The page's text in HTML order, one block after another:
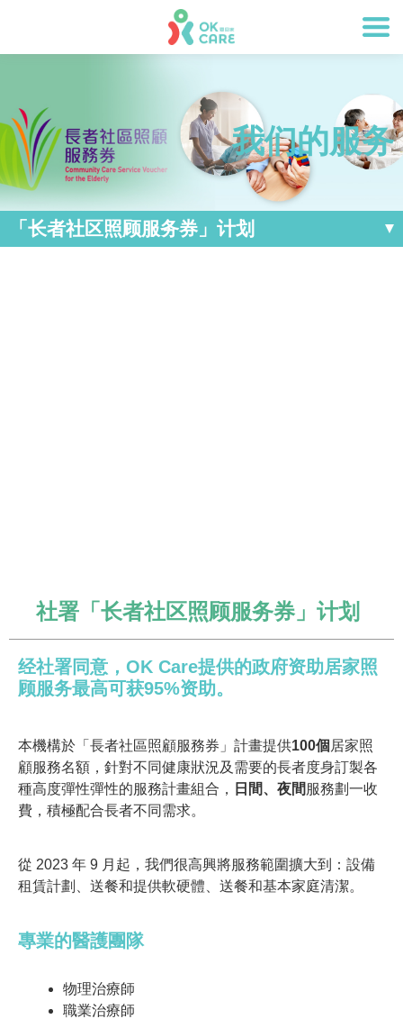
我们的服务
「长者社区照顾服务券」计划
社署「长者社区照顾服务券」计划
经社署同意，OK Care提供的政府资助居家照
顾服务最高可获95%资助。
本機構於「長者社區照顧服務券」計畫提供100個 居家照
顧服務名額，針對不同健康狀況及需要的長者度身訂製各
種高度彈性彈性的服務計畫組合，
日間、夜間 服務劃一收
費，積極配合長者不同需求。
從 2023 年 9 月起，我們很高興將服務範圍擴大到：設備
租賃計劃、送餐和提供軟硬體、送餐和基本家庭清潔。
專業的醫護團隊
物理治療師
職業治療師